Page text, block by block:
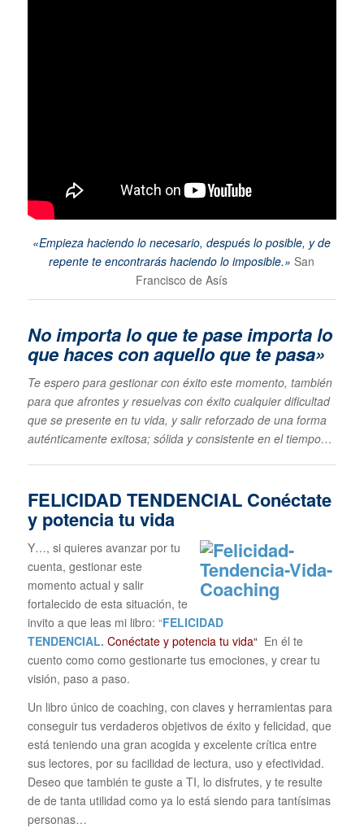
«Empieza haciendo lo necesario, después lo posible, y de
repente te encontrarás haciendo lo imposible.» San
Francisco de Asís
No importa lo que te pase importa lo
que haces con aquello que te pasa»
Te espero para gestionar con éxito este momento, también
para que afrontes y resuelvas con éxito cualquier dificultad
que se presente en tu vida, y salir reforzado de una forma
auténticamente exitosa; sólida y consistente en el tiempo…
FELICIDAD TENDENCIAL Conéctate
y potencia tu vida
Y…, si quieres avanzar por tu
cuenta, gestionar este
momento actual y salir
fortalecido de esta situación, te
invito a que leas mi libro: “FELICIDAD
TENDENCIAL. Conéctate y potencia tu vida“ En él te
cuento como como gestionarte tus emociones, y crear tu
visión, paso a paso.
Un libro único de coaching, con claves y herramientas para
conseguir tus verdaderos objetivos de éxito y felicidad, que
está teniendo una gran acogida y excelente crítica entre
sus lectores, por su facilidad de lectura, uso y efectividad.
Deseo que también te guste a TI, lo disfrutes, y te resulte
de de tanta utilidad como ya lo está siendo para tantísimas
personas…